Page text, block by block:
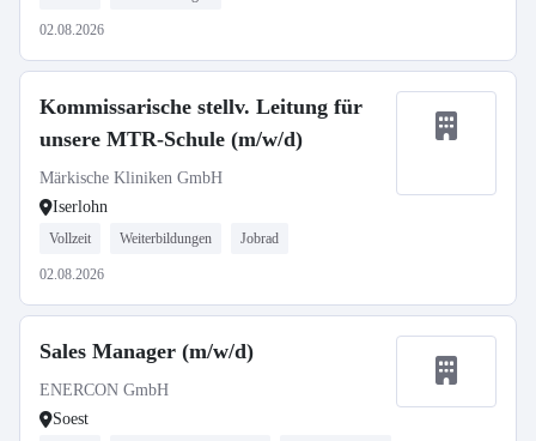
02.08.2026
Kommissarische stellv. Leitung für
unsere MTR-Schule (m/w/d)
Märkische Kliniken GmbH
Iserlohn
Vollzeit Weiterbildungen Jobrad
02.08.2026
Sales Manager (m/w/d)
ENERCON GmbH
Soest